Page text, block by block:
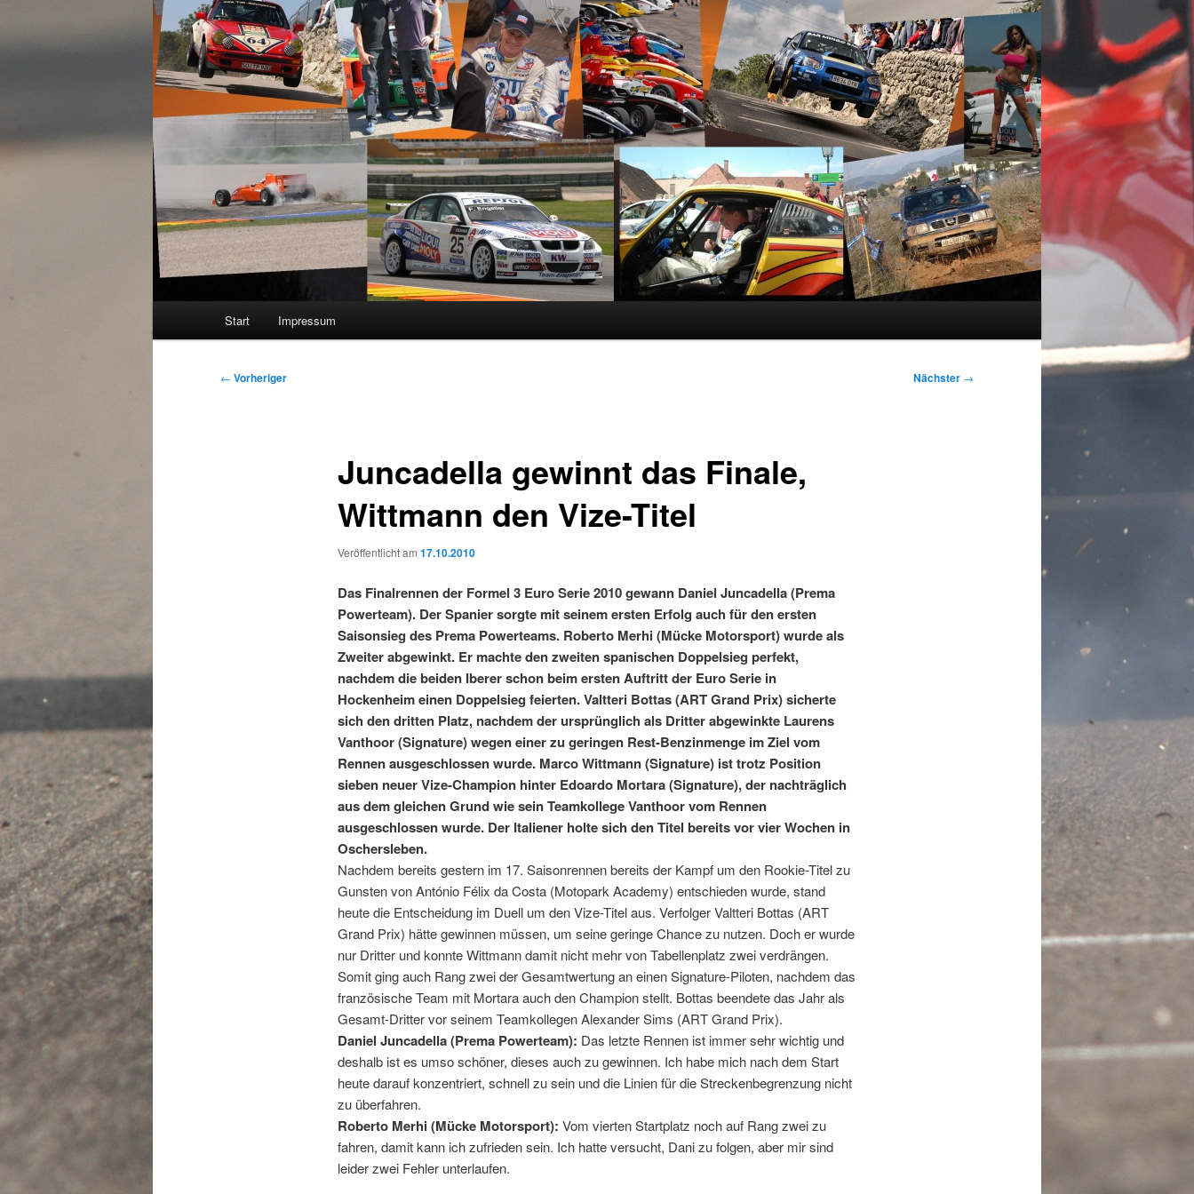
Start Impressum
Beitragsnavigation
← Vorheriger Nächster →
Juncadella gewinnt das Finale,
Wittmann den Vize-Titel
Veröffentlicht am 17.10.2010
Das Finalrennen der Formel 3 Euro Serie 2010 gewann Daniel Juncadella (Prema
Powerteam). Der Spanier sorgte mit seinem ersten Erfolg auch für den ersten
Saisonsieg des Prema Powerteams. Roberto Merhi (Mücke Motorsport) wurde als
Zweiter abgewinkt. Er machte den zweiten spanischen Doppelsieg perfekt,
nachdem die beiden Iberer schon beim ersten Auftritt der Euro Serie in
Hockenheim einen Doppelsieg feierten. Valtteri Bottas (ART Grand Prix) sicherte
sich den dritten Platz, nachdem der ursprünglich als Dritter abgewinkte Laurens
Vanthoor (Signature) wegen einer zu geringen Rest-Benzinmenge im Ziel vom
Rennen ausgeschlossen wurde. Marco Wittmann (Signature) ist trotz Position
sieben neuer Vize-Champion hinter Edoardo Mortara (Signature), der nachträglich
aus dem gleichen Grund wie sein Teamkollege Vanthoor vom Rennen
ausgeschlossen wurde. Der Italiener holte sich den Titel bereits vor vier Wochen in
Oschersleben.
Nachdem bereits gestern im 17. Saisonrennen bereits der Kampf um den Rookie-Titel zu
Gunsten von António Félix da Costa (Motopark Academy) entschieden wurde, stand
heute die Entscheidung im Duell um den Vize-Titel aus. Verfolger Valtteri Bottas (ART
Grand Prix) hätte gewinnen müssen, um seine geringe Chance zu nutzen. Doch er wurde
nur Dritter und konnte Wittmann damit nicht mehr von Tabellenplatz zwei verdrängen.
Somit ging auch Rang zwei der Gesamtwertung an einen Signature-Piloten, nachdem das
französische Team mit Mortara auch den Champion stellt. Bottas beendete das Jahr als
Gesamt-Dritter vor seinem Teamkollegen Alexander Sims (ART Grand Prix).
Daniel Juncadella (Prema Powerteam): Das letzte Rennen ist immer sehr wichtig und
deshalb ist es umso schöner, dieses auch zu gewinnen. Ich habe mich nach dem Start
heute darauf konzentriert, schnell zu sein und die Linien für die Streckenbegrenzung nicht
zu überfahren.
Roberto Merhi (Mücke Motorsport): Vom vierten Startplatz noch auf Rang zwei zu
fahren, damit kann ich zufrieden sein. Ich hatte versucht, Dani zu folgen, aber mir sind
leider zwei Fehler unterlaufen.